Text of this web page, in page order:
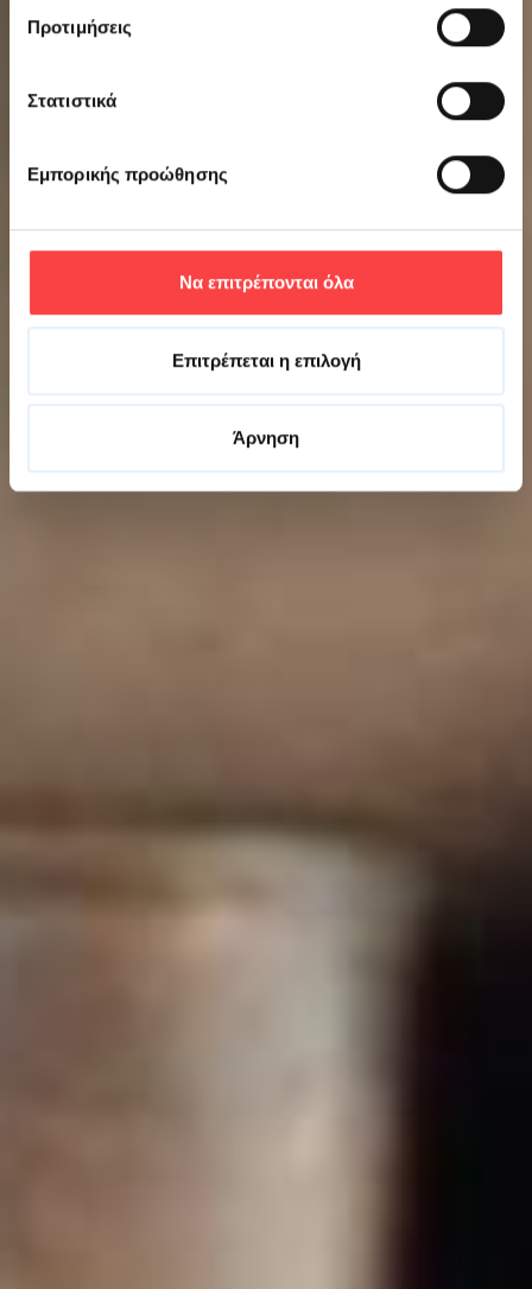
Προτιμήσεις
Στατιστικά
Εμπορικής προώθησης
Να επιτρέπονται όλα
Επιτρέπεται η επιλογή
Άρνηση